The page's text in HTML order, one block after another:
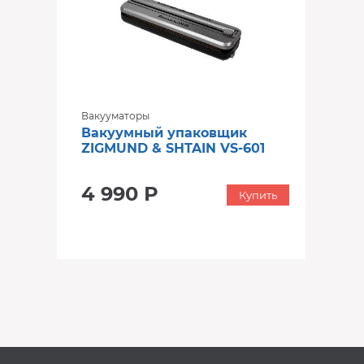
Вакууматоры
Вакуумный упаковщик
ZIGMUND & SHTAIN VS-601
4 990 Р Купить